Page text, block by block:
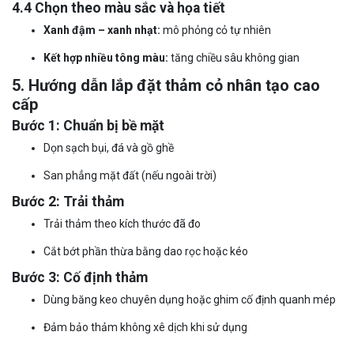
4.4 Chọn theo màu sắc và họa tiết
Xanh đậm – xanh nhạt: mô phỏng cỏ tự nhiên
Kết hợp nhiều tông màu: tăng chiều sâu không gian
5. Hướng dẫn lắp đặt thảm cỏ nhân tạo cao
cấp
Bước 1: Chuẩn bị bề mặt
Dọn sạch bụi, đá và gồ ghề
San phẳng mặt đất (nếu ngoài trời)
Bước 2: Trải thảm
Trải thảm theo kích thước đã đo
Cắt bớt phần thừa bằng dao rọc hoặc kéo
Bước 3: Cố định thảm
Dùng băng keo chuyên dụng hoặc ghim cố định quanh mép
Đảm bảo thảm không xê dịch khi sử dụng